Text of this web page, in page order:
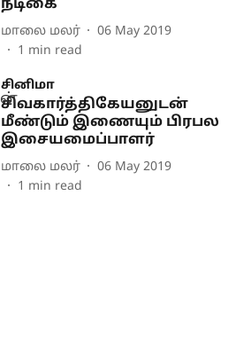
நடிகை
மாலை மலர்
06 May 2019
1 min read
சினிமா
சிவகார்த்திகேயனுடன்
மீண்டும் இணையும் பிரபல
இசையமைப்பாளர்
மாலை மலர்
06 May 2019
1 min read